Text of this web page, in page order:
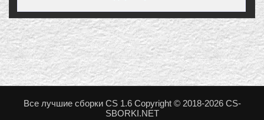
Все лучшие сборки CS 1.6 Copyright © 2018-2026 CS-
SBORKI.NET